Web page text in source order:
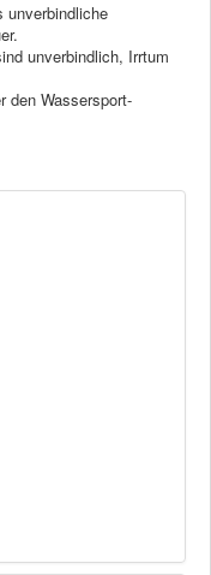
unverbindliche
unverbindlich, Irrtum
den Wassersport-